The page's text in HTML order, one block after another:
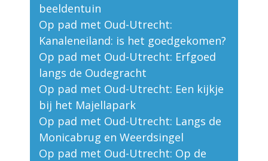
beeldentuin
Op pad met Oud-Utrecht:
Kanaleneiland: is het goedgekomen?
Op pad met Oud-Utrecht: Erfgoed
langs de Oudegracht
Op pad met Oud-Utrecht: Een kijkje
bij het Majellapark
Op pad met Oud-Utrecht: Langs de
Monicabrug en Weerdsingel
Op pad met Oud-Utrecht: Op de